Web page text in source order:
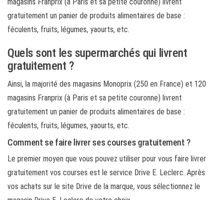
magasins Franprix (à Paris et sa petite couronne) livrent
gratuitement un panier de produits alimentaires de base :
féculents, fruits, légumes, yaourts, etc.
Quels sont les supermarchés qui livrent
gratuitement ?
Ainsi, la majorité des magasins Monoprix (250 en France) et 120
magasins Franprix (à Paris et sa petite couronne) livrent
gratuitement un panier de produits alimentaires de base :
féculents, fruits, légumes, yaourts, etc.
Comment se faire livrer ses courses gratuitement ?
Le premier moyen que vous pouvez utiliser pour vous faire livrer
gratuitement vos courses est le service Drive E. Leclerc. Après
vos achats sur le site Drive de la marque, vous sélectionnez le